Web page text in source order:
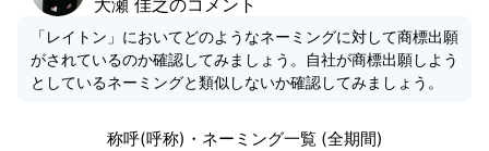
大瀬 佳之のコメント
「レイトン」においてどのようなネーミングに対して商標出願
がされているのか確認してみましょう。自社が商標出願しよう
としているネーミングと類似しないか確認してみましょう。
称呼(呼称)・ネーミング一覧 (全期間)